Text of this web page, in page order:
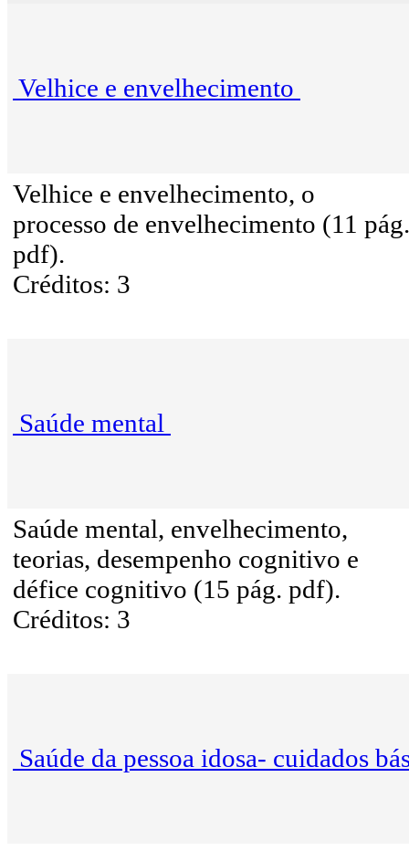
Velhice e envelhecimento
Velhice e envelhecimento, o
processo de envelhecimento (11 pág.
pdf).
Créditos: 3
Saúde mental
Saúde mental, envelhecimento,
teorias, desempenho cognitivo e
défice cognitivo (15 pág. pdf).
Créditos: 3
Saúde da pessoa idosa- cuidados